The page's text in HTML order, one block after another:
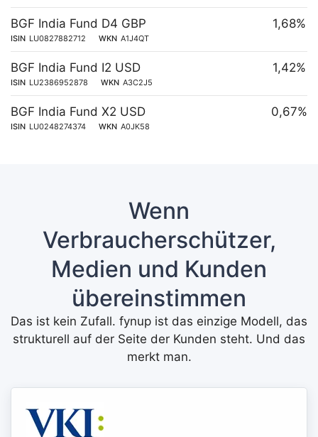
BGF India Fund D4 GBP
ISIN LU0827882712 WKN A1J4QT
1,68%
BGF India Fund I2 USD
ISIN LU2386952878 WKN A3C2J5
1,42%
BGF India Fund X2 USD
ISIN LU0248274374 WKN A0JK58
0,67%
Wenn
Verbraucherschützer,
Medien und Kunden
übereinstimmen
Das ist kein Zufall. fynup ist das einzige Modell, das
strukturell auf der Seite der Kunden steht. Und das
merkt man.